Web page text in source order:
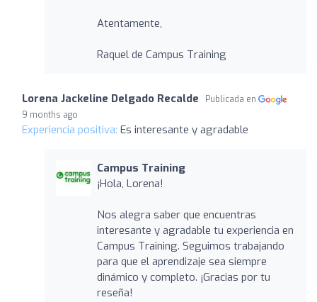
Atentamente,
Raquel de Campus Training
Lorena Jackeline Delgado Recalde
Publicada en
9 months ago
Experiencia positiva: Es interesante y agradable
Campus Training
¡Hola, Lorena!
Nos alegra saber que encuentras
interesante y agradable tu experiencia en
Campus Training. Seguimos trabajando
para que el aprendizaje sea siempre
dinámico y completo. ¡Gracias por tu
reseña!